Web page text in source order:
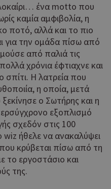
ένα motto που
καμία αμφιβολία, η
ποτό, αλλά και το πιο
για την ομάδα πίσω από
από παλιά τις
χρόνια έφτιαχνε και
σπίτι. Η λατρεία που
η οποία, μετά
ο Σωτήρης και η
εξοπλισμό
σχεδόν στις 100
wiz ήθελε να ανακαλύψει
κρύβεται πίσω από τη
το εργοστάσιο και
της.